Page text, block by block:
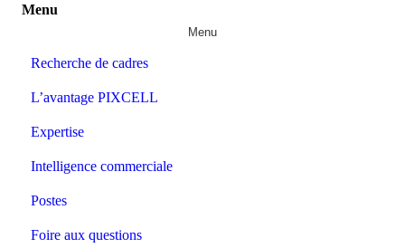
Menu
Menu
Recherche de cadres
L’avantage PIXCELL
Expertise
Intelligence commerciale
Postes
Foire aux questions